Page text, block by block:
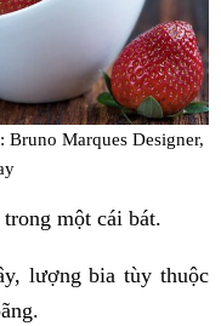
Bruno Marques Designer,
một cái bát.
lượng bia tùy thuộc